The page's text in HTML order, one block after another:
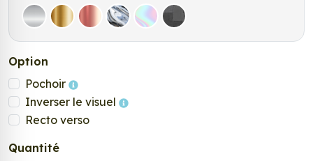
Argent Or Rose Gold
ChromeHolographique
Carbone Noir
Option
Pochoir
Inverser le visuel
Recto verso
Quantité